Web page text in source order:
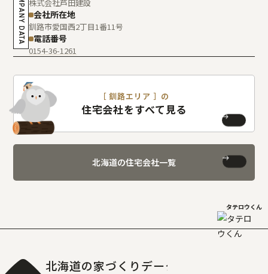
COMPANY DATA 株式会社芦田建設
会社所在地
釧路市愛国西2丁目1番11号
電話番号
0154-36-1261
［ 釧路エリア ］の
住宅会社をすべて見る
北海道の住宅会社一覧
タテロウくん
北海道の家づくりデータベース